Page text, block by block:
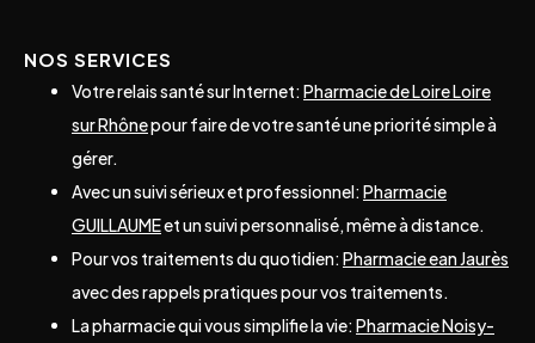
NOS SERVICES
Votre relais santé sur Internet: Pharmacie de Loire Loire
sur Rhônepour faire de votre santé une priorité simple à
gérer.
Avec un suivi sérieux et professionnel: Pharmacie
GUILLAUMEet un suivi personnalisé, même à distance.
Pour vos traitements du quotidien: Pharmacie ean Jaurès
avec des rappels pratiques pour vos traitements.
La pharmacie qui vous simplifie la vie: Pharmacie Noisy-